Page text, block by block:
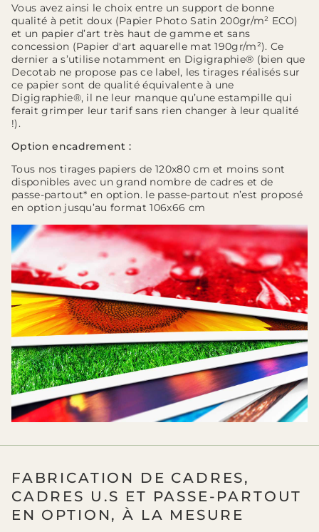
Vous avez ainsi le choix entre un support de bonne
qualité à petit doux (Papier Photo Satin 200gr/m² ECO)
et un papier d’art très haut de gamme et sans
concession (Papier d'art aquarelle mat 190gr/m²). Ce
dernier a s’utilise notamment en Digigraphie® (bien que
Decotab ne propose pas ce label, les tirages réalisés sur
ce papier sont de qualité équivalente à une
Digigraphie®, il ne leur manque qu’une estampille qui
ferait grimper leur tarif sans rien changer à leur qualité
!).
Option encadrement :
Tous nos tirages papiers de 120x80 cm et moins sont
disponibles avec un grand nombre de cadres et de
passe-partout* en option. le passe-partout n’est proposé
en option jusqu’au format 106x66 cm
FABRICATION DE CADRES,
CADRES U.S ET PASSE-PARTOUT
EN OPTION, À LA MESURE